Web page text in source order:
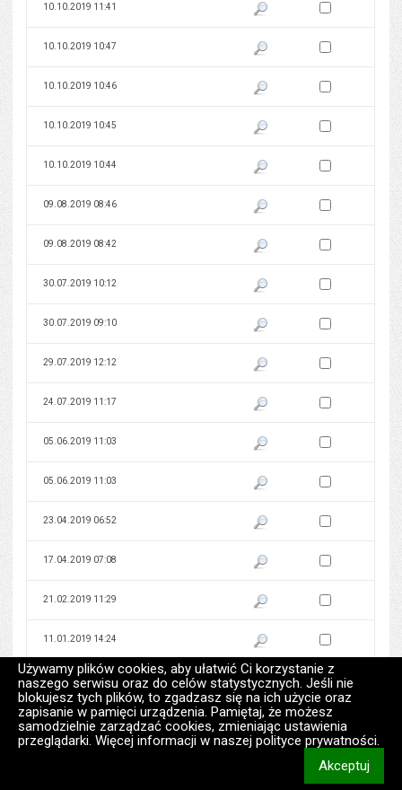
Używamy plików cookies, aby ułatwić Ci korzystanie z
naszego serwisu oraz do celów statystycznych. Jeśli nie
blokujesz tych plików, to zgadzasz się na ich użycie oraz
zapisanie w pamięci urządzenia. Pamiętaj, że możesz
samodzielnie zarządzać cookies, zmieniając ustawienia
przeglądarki. Więcej informacji w naszej polityce prywatności.
Akceptuj
10.10.2019 11:41 Pokaż podgląd wersji z dnia
Zaznacz wersję do
10.10.2019 10:47 Pokaż podgląd wersji z dnia
Zaznacz wersję do
10.10.2019 10:46 Pokaż podgląd wersji z dnia
Zaznacz wersję do
10.10.2019 10:45 Pokaż podgląd wersji z dnia
Zaznacz wersję do
10.10.2019 10:44 Pokaż podgląd wersji z dnia
Zaznacz wersję do
09.08.2019 08:46 Pokaż podgląd wersji z dnia
Zaznacz wersję do
09.08.2019 08:42 Pokaż podgląd wersji z dnia
Zaznacz wersję do
30.07.2019 10:12 Pokaż podgląd wersji z dnia
Zaznacz wersję do
30.07.2019 09:10 Pokaż podgląd wersji z dnia
Zaznacz wersję do
29.07.2019 12:12 Pokaż podgląd wersji z dnia
Zaznacz wersję do
24.07.2019 11:17 Pokaż podgląd wersji z dnia
Zaznacz wersję do
05.06.2019 11:03 Pokaż podgląd wersji z dnia
Zaznacz wersję do
05.06.2019 11:03 Pokaż podgląd wersji z dnia
Zaznacz wersję do
23.04.2019 06:52 Pokaż podgląd wersji z dnia
Zaznacz wersję do
17.04.2019 07:08 Pokaż podgląd wersji z dnia
Zaznacz wersję do
21.02.2019 11:29 Pokaż podgląd wersji z dnia
Zaznacz wersję do
11.01.2019 14:24 Pokaż podgląd wersji z dnia
Zaznacz wersję do
02.01.2019 09:50 Pokaż podgląd wersji z dnia
Zaznacz wersję
28.12.2018 15:24 Pokaż podgląd wersji z dnia
Zaznacz wersję do